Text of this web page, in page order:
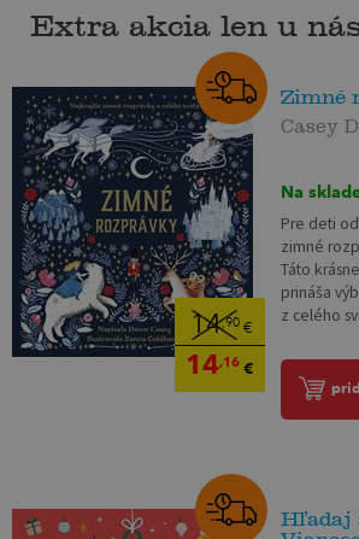
Extra akcia len u
14,90€
14,16€
Zimné
Casey
Na
Pre deti
zimné
Táto
prináša
z celého
Hľadaj